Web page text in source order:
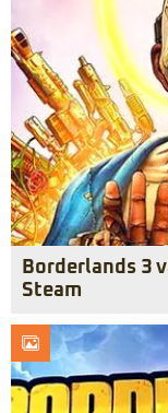
Borderlands 3
Steam